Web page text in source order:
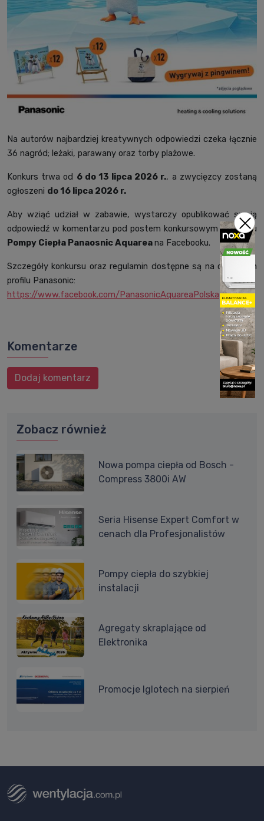
Na autorów najbardziej kreatywnych odpowiedzi czeka łącznie
36 nagród; leżaki, parawany oraz torby plażowe.
Konkurs trwa od 6 do 13 lipca 2026 r., a zwycięzcy zostaną
ogłoszeni do 16 lipca 2026 r.
Aby wziąć udział w zabawie, wystarczy opublikować swoją
odpowiedź w komentarzu pod postem konkursowym na profilu
Pompy Ciepła Panaosnic Aquareana Facebooku.
Szczegóły konkursu oraz regulamin dostępne są na oficjalnym
profilu Panasonic:
https://www.facebook.com/PanasonicAquareaPolska
Komentarze
Dodaj komentarz
Zobacz również
Nowa pompa ciepła od Bosch -
Compress 3800i AW
Seria Hisense Expert Comfort w
cenach dla Profesjonalistów
Pompy ciepła do szybkiej
instalacji
Agregaty skraplające od
Elektronika
Promocje Iglotech na sierpień